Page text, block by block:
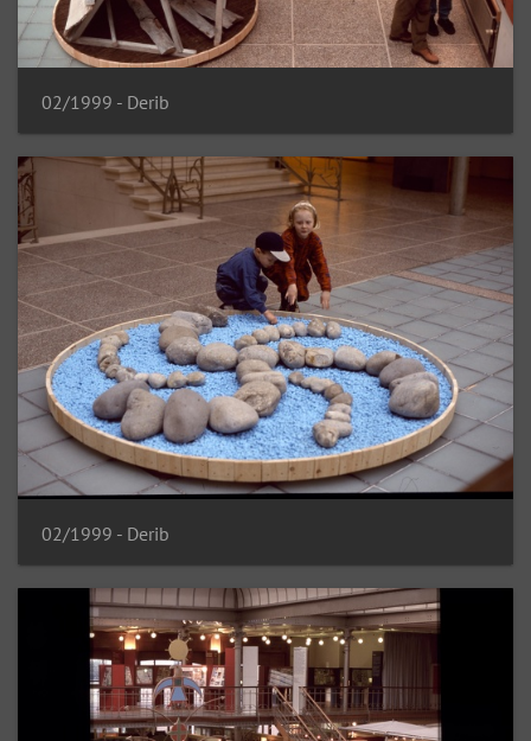
02/1999 - Derib
02/1999 - Derib